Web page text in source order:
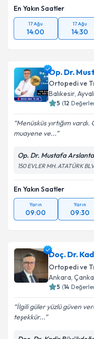
En Yakın Saatler
17 Ağu
14:00
17 Ağu
14:30
Op. Dr.
Ortopedi ve
Balıkesir,
5 (12
Menüsküs yırtığım
muayene ve...
Op. Dr. Mustafa
150 EVLER MH. ATATÜRK
En Yakın Saatler
Yarın
09:00
Yarın
09:30
Doç. Dr.
Ortopedi ve
Ankara,
5 (14
İlgili güler yüzlü güven
teşekkür...